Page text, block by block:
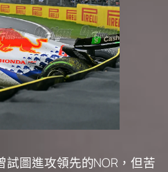
試圖進攻領先的NOR，但苦